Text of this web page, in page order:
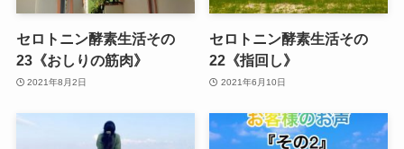
セロトニン酵素生活その
23《おしりの筋肉》
2021年8月2日
セロトニン酵素生活その
22《指回し》
2021年6月10日